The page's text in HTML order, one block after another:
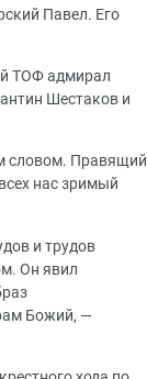
Павел. Его
ТОФ адмирал
Шестаков и
словом. Правящий
нас зримый
и трудов
Он явил
Божий, —